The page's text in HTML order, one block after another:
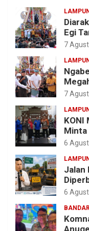
Egi
7
7
KONI
Minta
6
Jalan
6